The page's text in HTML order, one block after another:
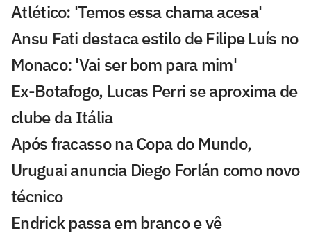
Atlético: 'Temos essa chama acesa'
Ansu Fati destaca estilo de Filipe Luís no
Monaco: 'Vai ser bom para mim'
Ex-Botafogo, Lucas Perri se aproxima de
clube da Itália
Após fracasso na Copa do Mundo,
Uruguai anuncia Diego Forlán como novo
técnico
Endrick passa em branco e vê